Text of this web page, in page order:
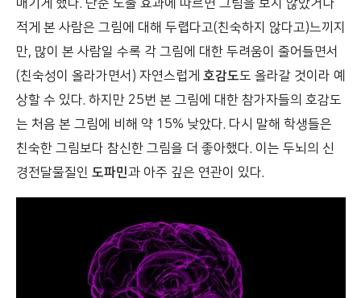
적게 본 사람은 그림에 대해 두렵다고(친숙하지 않다고)느끼지
만, 많이 본 사람일 수록 각 그림에 대한 두려움이 줄어들면서
(친숙성이 올라가면서) 자연스럽게 호감도 도 올라갈 것이라 예
상할 수 있다. 하지만 25번 본 그림에 대한 참가자들의 호감도
는 처음 본 그림에 비해 약 15% 낮았다. 다시 말해 학생들은
친숙한 그림보다 참신한 그림을 더 좋아했다. 이는 두뇌의 신
경전달물질인 도파민과 아주 깊은 연관이 있다.